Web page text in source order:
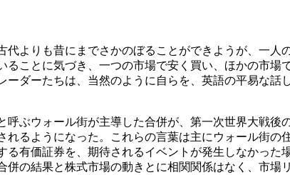
よりも昔にまでさかのぼることができようが、一人
ことに気づき、一つの市場で安く買い、ほかの市場
ダーたちは、当然のように自らを、英語の平易な
ぶウォール街が主導した合併が、第一次世界大戦後
るようになった。これらの言葉は主にウォール街の
有価証券を、期待されるイベントが発生しなかっ
併の結果と株式市場の動きとに相関関係はなく、市